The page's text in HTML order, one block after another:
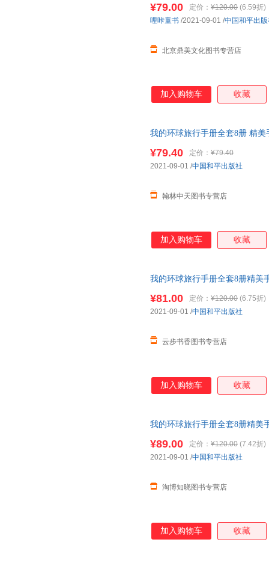
¥79.00 定价： ¥120.00 (6.59折)
北京鼎美文化图书专营店
哩咔童书 /2021-09-01 /中国和平出
加入购物车 收藏
我的环球旅行手册全套8册 精
¥79.40 定价： ¥79.40
翰林中天图书专营店
2021-09-01 /中国和平出版社
加入购物车 收藏
我的环球旅行手册全套8册精美
¥81.00 定价： ¥120.00 (6.75折)
云步书香图书专营店
2021-09-01 /中国和平出版社
加入购物车 收藏
我的环球旅行手册全套8册精美
¥89.00 定价： ¥120.00 (7.42折)
淘博知晓图书专营店
2021-09-01 /中国和平出版社
加入购物车 收藏